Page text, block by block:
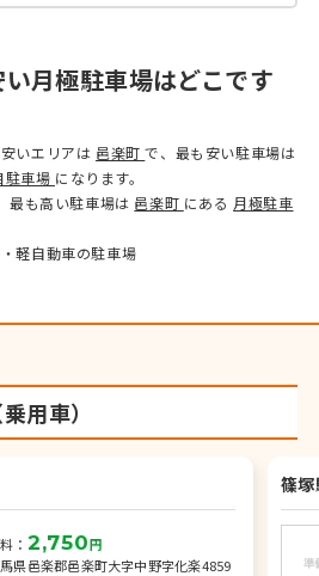
月極駐車場はどこです
いエリアは 邑楽町で、最も安い駐車場は
駐車場 になります。
最も高い駐車場は 邑楽町 にある 月極駐車
軽自動車の駐車場
用車）
： 2,750円
県邑楽郡邑楽町大字中野字化楽4859
篠